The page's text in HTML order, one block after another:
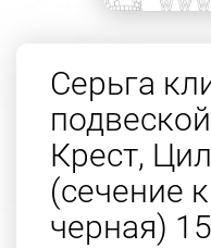
Серьга
Крест,
(сечение
черная)